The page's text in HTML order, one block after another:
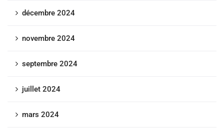
décembre 2024
novembre 2024
septembre 2024
juillet 2024
mars 2024